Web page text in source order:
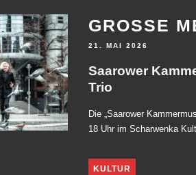
GROSSE
21. MAI 2026
Saarower
Trio
Die „Saarower
18 Uhr im Scharwenka
KULTUR